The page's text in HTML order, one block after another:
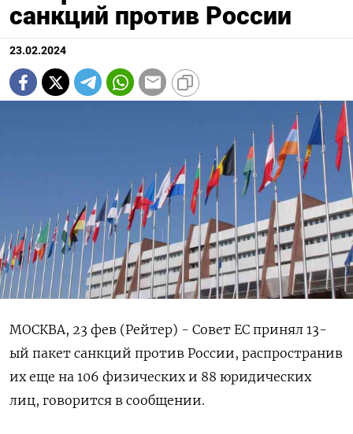
санкций против России
23.02.2024
МОСКВА, 23 фев (Рейтер) - Совет ЕС принял 13-
ый пакет санкций против России, распространив
их еще на 106 физических и 88 юридических
лиц, говорится в сообщении.